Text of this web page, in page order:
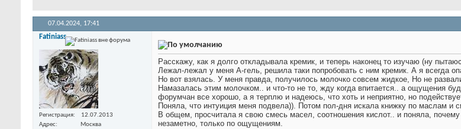
07.04.2024, 17:41
Fatiniass
Регистрация
12.07.2013
Адрес
Москва
Расскажу, как я долго откладывала кремик, и теперь наконец то изучаю (ну
Лежал-лежал у меня А-гель, решила таки попробовать с ним кремик. А я всегда
Но вот взялась. У меня правда, получилось молочко совсем жидкое, Но не
Намазалась этим молочком.. и что-то не то, жду когда впитается.. а ощущения
форумчан все хорошо, а я терплю и надеюсь, что хоть и неприятно, но
Поняла, что интуиция меня подвела)). Потом пол-дня искала книжку по маслам
В общем, просчитала я свою смесь масел, соотношения кислот.. и поняла,
незаметно, только по ощущениям.